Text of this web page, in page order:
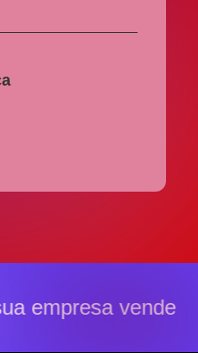
empresa vender